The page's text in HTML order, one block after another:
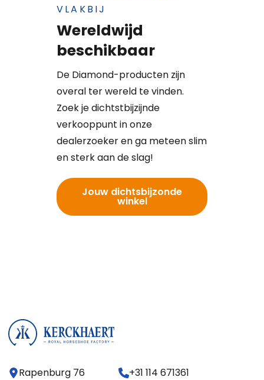
VLAKBIJ
Wereldwijd
beschikbaar
De Diamond-producten zijn
overal ter wereld te vinden.
Zoek je dichtstbijzijnde
verkooppunt in onze
dealerzoeker en ga meteen slim
en sterk aan de slag!
Jouw dichtsbijzonde
winkel
Rapenburg 76
+31 114 671361